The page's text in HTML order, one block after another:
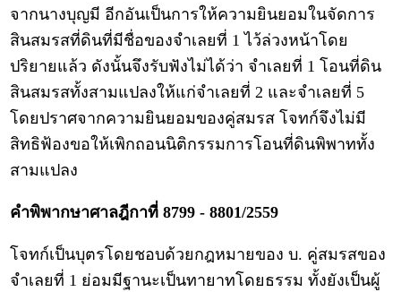
จากนางบุญมี อีกอันเป็นการให้ความยินยอมในจัดการ
สินสมรสที่ดินที่มีชื่อของจำเลยที่ 1 ไว้ล่วงหน้าโดย
ปริยายแล้ว ดังนั้นจึงรับฟังไม่ได้ว่า จำเลยที่ 1 โอนที่ดิน
สินสมรสทั้งสามแปลงให้แก่จำเลยที่ 2 และจำเลยที่ 5
โดยปราศจากความยินยอมของคู่สมรส โจทก์จึงไม่มี
สิทธิฟ้องขอให้เพิกถอนนิติกรรมการโอนที่ดินพิพาททั้ง
สามแปลง
คำพิพากษาศาลฎีกาที่ 8799 - 8801/2559
โจทก์เป็นบุตรโดยชอบด้วยกฎหมายของ บ. คู่สมรสของ
จำเลยที่ 1 ย่อมมีฐานะเป็นทายาทโดยธรรม ทั้งยังเป็นผู้